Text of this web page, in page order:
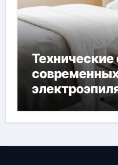
Технические